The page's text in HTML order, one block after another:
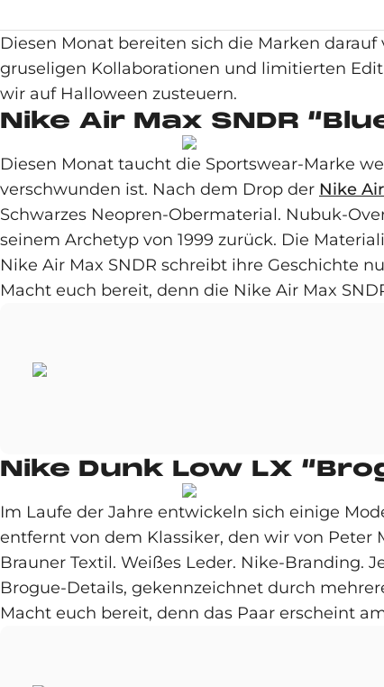
Diesen Monat bereiten sich die Marken
gruseligen Kollaborationen und limitierten
wir auf Halloween zusteuern.
Nike Air Max SNDR
Diesen Monat taucht die Sportswear-Marke
verschwunden ist. Nach dem Drop der Nike
Schwarzes Neopren-Obermaterial. Nubuk-
seinem Archetyp von 1999 zurück. Die
Nike Air Max SNDR schreibt ihre Geschichte
Macht euch bereit, denn die Nike Air Max
Nike Dunk Low LX
Im Laufe der Jahre entwickeln sich einige
entfernt von dem Klassiker, den wir von Peter
Brauner Textil. Weißes Leder. Nike-Branding.
Brogue-Details, gekennzeichnet durch
Macht euch bereit, denn das Paar erscheint